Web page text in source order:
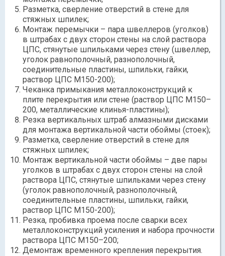
Разметка, сверление отверстий в стене для
стяжных шпилек;
Монтаж перемычки – пара швеллеров (уголков)
в штрабах с двух сторон стены на слой раствора
ЦПС, стянутые шпильками через стену (швеллер,
уголок равнополочный, разнополочный,
соединительные пластины, шпильки, гайки,
раствор ЦПС М150-200);
Чеканка примыкания металлоконструкций к
плите перекрытия или стене (раствор ЦПС М150–
200, металлические клинья-пластины);
Резка вертикальных штраб алмазными дисками
для монтажа вертикальной части обоймы (стоек);
Разметка, сверление отверстий в стене для
стяжных шпилек;
Монтаж вертикальной части обоймы – две пары
уголков в штрабах с двух сторон стены на слой
раствора ЦПС, стянутые шпильками через стену
(уголок равнополочный, разнополочный,
соединительные пластины, шпильки, гайки,
раствор ЦПС М150-200);
Резка, пробивка проема после сварки всех
металлоконструкций усиления и набора прочности
раствора ЦПС М150–200;
Демонтаж временного крепления перекрытия.